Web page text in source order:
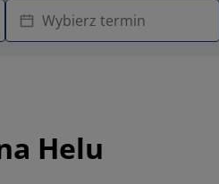
Helu